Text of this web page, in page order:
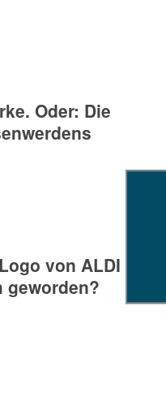
Oder: Die
von ALDI
geworden?